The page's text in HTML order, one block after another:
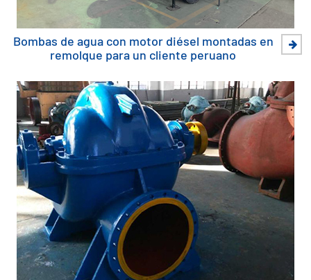
Bombas de agua con motor diésel montadas en
remolque para un cliente peruano